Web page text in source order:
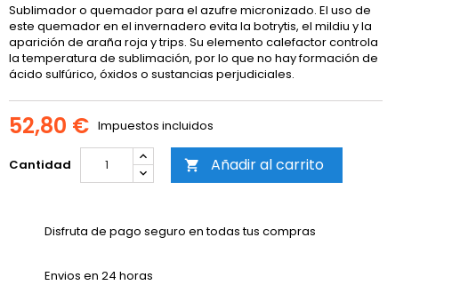
Sublimador o quemador para el azufre micronizado. El uso de
este quemador en el invernadero evita la botrytis, el mildiu y la
aparición de araña roja y trips. Su elemento calefactor controla
la temperatura de sublimación, por lo que no hay formación de
ácido sulfúrico, óxidos o sustancias perjudiciales.
52,80 € Impuestos incluidos
Cantidad  Añadir al carrito
Disfruta de pago seguro en todas tus compras
Envios en 24 horas